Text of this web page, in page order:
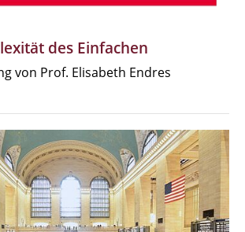
des Einfachen
von Prof. Elisabeth Endres